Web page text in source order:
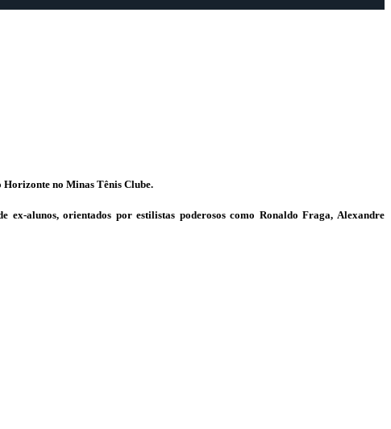
no Minas Tênis Clube.
alunos, orientados por estilistas poderosos como Ronaldo Fraga, Alexandre